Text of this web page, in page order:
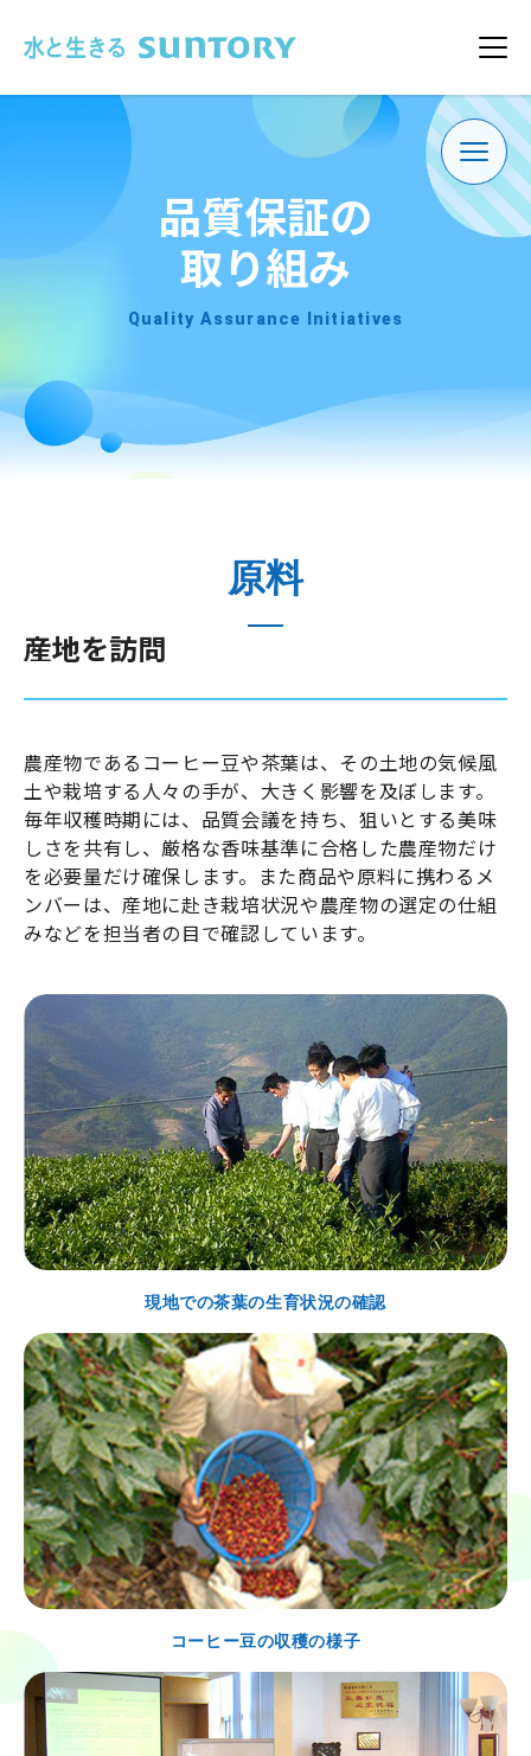
メ
品質保証の
取り組み
Quality Assurance Initiatives
原料
産地を訪問
農産物であるコーヒー豆や茶葉は、その土地の気候風
土や栽培する人々の手が、大きく影響を及ぼします。
毎年収穫時期には、品質会議を持ち、狙いとする美味
しさを共有し、厳格な香味基準に合格した農産物だけ
を必要量だけ確保します。また商品や原料に携わるメ
ンバーは、産地に赴き栽培状況や農産物の選定の仕組
みなどを担当者の目で確認しています。
現地での茶葉の生育状況の確認
コーヒー豆の収穫の様子